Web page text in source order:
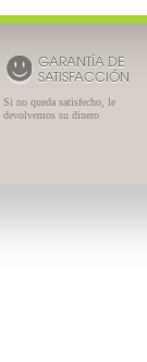
GARANTÍA DE
SATISFACCIÓN
Si no queda satisfecho, le
devolvemos su dinero